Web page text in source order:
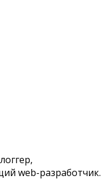
web-разработчик.